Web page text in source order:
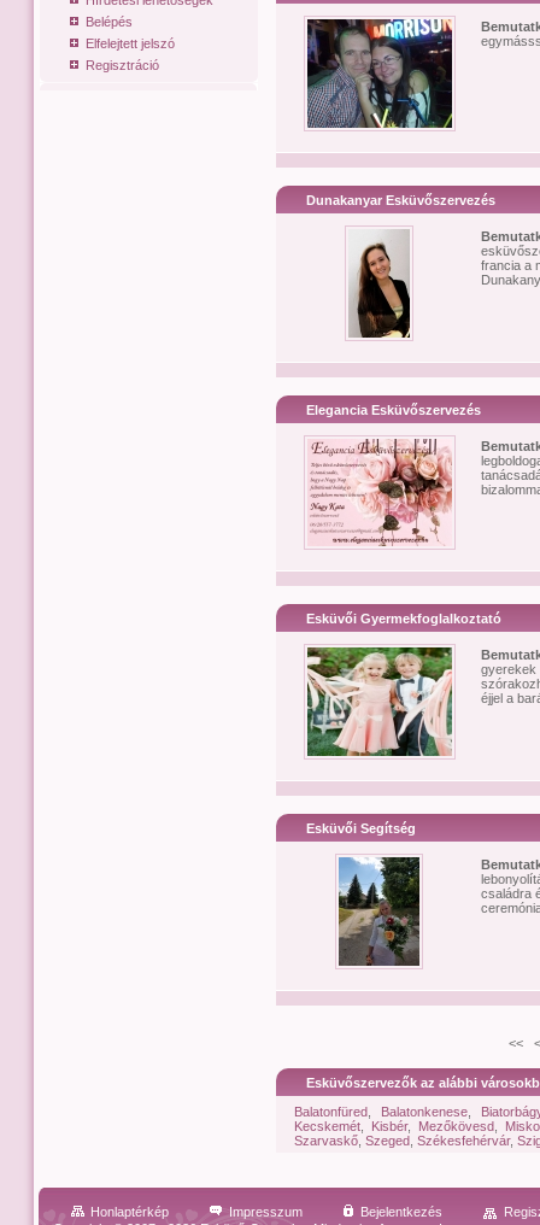
Belépés
Elfelejtett jelszó
Regisztráció
Dunakanyar Esküvőszervezés
francia a
Elegancia Esküvőszervezés
Esküvői Gyermekfoglalkoztató
gyerekek
éjjel a
Esküvői Segítség
családra
<<
Esküvőszervezők az alábbi
Balatonfüred
Balatonkenese
Kecskemét
Kisbér, Mezőkövesd
Szarvaskő Szeged Székesfehérvár,
Honlaptérkép Impresszum Bejelentkezés